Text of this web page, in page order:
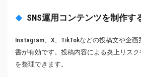
SNS運用コンテンツを制作す
Instagram、X、TikTokなどの投稿文や企
書が有効です。投稿内容による炎上リス
を整理できます。